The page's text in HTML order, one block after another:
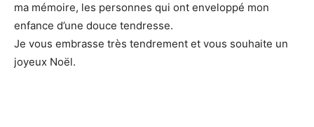
ma mémoire, les personnes qui ont enveloppé mon
enfance d’une douce tendresse.
Je vous embrasse très tendrement et vous souhaite un
joyeux Noël.